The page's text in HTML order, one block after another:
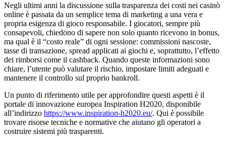
Negli ultimi anni la discussione sulla trasparenza dei costi nei casinò
online è passata da un semplice tema di marketing a una vera e
propria esigenza di gioco responsabile. I giocatori, sempre più
consapevoli, chiedono di sapere non solo quanto ricevono in bonus,
ma qual è il “costo reale” di ogni sessione: commissioni nascoste,
tasse di transazione, spread applicati ai giochi e, soprattutto, l’effetto
dei rimborsi come il cashback. Quando queste informazioni sono
chiare, l’utente può valutare il rischio, impostare limiti adeguati e
mantenere il controllo sul proprio bankroll.
Un punto di riferimento utile per approfondire questi aspetti è il
portale di innovazione europea Inspiration H2020, disponibile
all’indirizzo https://www.inspiration-h2020.eu/. Qui è possibile
trovare risorse tecniche e normative che aiutano gli operatori a
costruire sistemi più trasparenti.